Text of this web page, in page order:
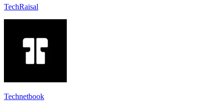
TechRaisal
Technetbook